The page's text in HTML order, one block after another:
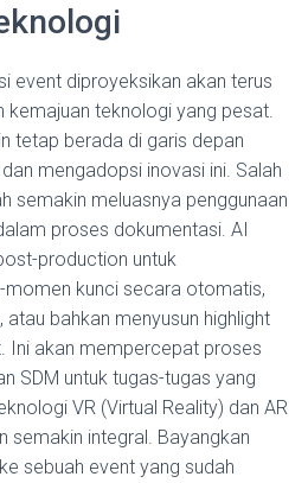
event diproyeksikan akan terus
kemajuan teknologi yang pesat.
tetap berada di garis depan
mengadopsi inovasi ini. Salah
semakin meluasnya penggunaan
proses dokumentasi. AI
production untuk
kunci secara otomatis,
bahkan menyusun highlight
Ini akan mempercepat proses
SDM untuk tugas-tugas yang
VR (Virtual Reality) dan AR
semakin integral. Bayangkan
sebuah event yang sudah